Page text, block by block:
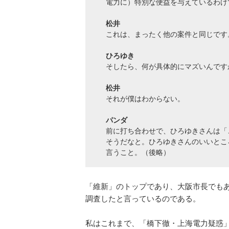
電力に）特別な便益を与えているわ
松井
これは、まったく他の案件と同じです
ひろゆき
そしたら、何が具体的にマズいんで
松井
それが僕はわからない。
パンダ
前に打ち合わせで、ひろゆきさんは
そうだなと。ひろゆきさんのいいと
言うこと。（後略）
「維新」のトップであり、大阪市長で
調査したと言っているのである。
私はこれまで、「橋下徹・上海電力疑惑